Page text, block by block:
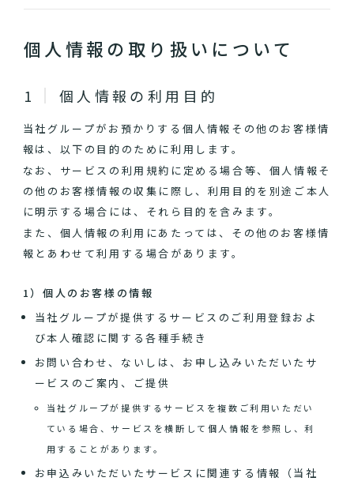
個人情報の取り扱いについて
個人情報の利用目的
当社グループがお預かりする個人情報その他のお客様情
報は、以下の目的のために利用します。
なお、サービスの利用規約に定める場合等、個人情報そ
の他のお客様情報の収集に際し、利用目的を別途ご本人
に明示する場合には、それら目的を含みます。
また、個人情報の利用にあたっては、その他のお客様情
報とあわせて利用する場合があります。
1）個人のお客様の情報
当社グループが提供するサービスのご利用登録およ
び本人確認に関する各種手続き
お問い合わせ、ないしは、お申し込みいただいたサ
ービスのご案内、ご提供
当社グループが提供するサービスを複数ご利用いただい
ている場合、サービスを横断して個人情報を参照し、利
用することがあります。
お申込みいただいたサービスに関連する情報（当社